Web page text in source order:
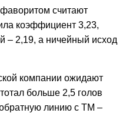
считают
коэффициент 3,23,
– 2,19, а ничейный исход
компании ожидают
больше 2,5 голов
линию с ТМ –